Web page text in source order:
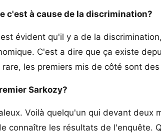
c'est à cause de la discrimination?
évident qu'il y a de la
C'est a dire que ça existe
les premiers mis de côté sont
Sarkozy?
Voilà quelqu'un qui devant deux
connaître les résultats de l'enquête.